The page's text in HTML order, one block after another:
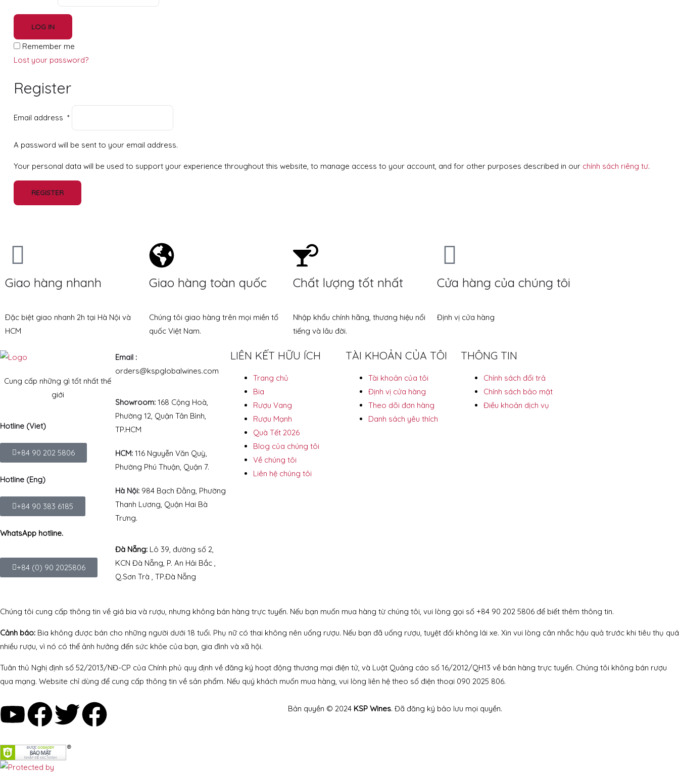
LOG IN
Remember me
Lost your password?
Register
Email address *
A password will be sent to your email address.
Your personal data will be used to support your experience throughout this website, to manage access to your account, and for other purposes described in our chính sách riêng tư.
REGISTER
Giao hàng nhanh
Ðặc biệt giao nhanh 2h tại Hà Nội và
HCM
Giao hàng toàn quốc
Chúng tôi giao hàng trên mọi miền tổ
quốc Việt Nam.
Chất lượng tốt nhất
Nhập khẩu chính hãng, thương hiệu nổi
tiếng và lâu đời.
Cửa hàng của chúng tôi
Định vị cửa hàng
Cung cấp những gì tốt nhất thế
giới
Hotline (Viet)
+84 90 202 5806
Hotline (Eng)
+84 90 383 6185
WhatsApp hotline.
+84 (0) 90 2025806
Email :
orders@kspglobalwines.com
Showroom: 168 Cộng Hoà,
Phường 12, Quận Tân Bình,
TP.HCM
HCM: 116 Nguyễn Văn Quỳ,
Phường Phú Thuận, Quận 7.
Hà Nội: 984 Bạch Đằng, Phường
Thanh Lương, Quận Hai Bà
Trưng.
Đà Nẵng: Lô 39, đường số 2,
KCN Đà Nẵng, P. An Hải Bắc ,
Q.Sơn Trà , TP.Đà Nẵng
LIÊN KẾT HỮU ÍCH
Trang chủ
Bia
Rượu Vang
Rượu Mạnh
Quà Tết 2026
Blog của chúng tôi
Về chúng tôi
Liên hệ chúng tôi
TÀI KHOẢN CỦA TÔI
Tài khoản của tôi
Định vị cửa hàng
Theo dõi đơn hàng
Danh sách yêu thích
THÔNG TIN
Chính sách đổi trả
Chính sách bảo mật
Điều khoản dịch vụ
Chúng tôi cung cấp thông tin về giá bia và rượu, nhưng không bán hàng trực tuyến. Nếu bạn muốn mua hàng từ chúng tôi, vui lòng gọi số +84 90 202 5806 để biết thêm thông tin.
Cảnh báo: Bia không được bán cho những người dưới 18 tuổi. Phụ nữ có thai không nên uống rượu. Nếu bạn đã uống rượu, tuyệt đối không lái xe. Xin vui lòng cân nhắc hậu quả trước khi tiêu thụ quá
nhiều rượu, vì nó có thể ảnh hưởng đến sức khỏe của bạn, gia đình và xã hội.
Tuân thủ Nghị định số 52/2013/NĐ-CP của Chính phủ quy định về đăng ký hoạt động thương mại điện tử, và Luật Quảng cáo số 16/2012/QH13 về bán hàng trực tuyến. Chúng tôi không bán rượu
qua mạng. Website chỉ dùng để cung cấp thông tin về sản phẩm. Nếu quý khách muốn mua hàng, vui lòng liên hệ theo số điện thoại 090 2025 806.
Bản quyền © 2024 KSP Wines. Đã đăng ký bảo lưu mọi quyền.